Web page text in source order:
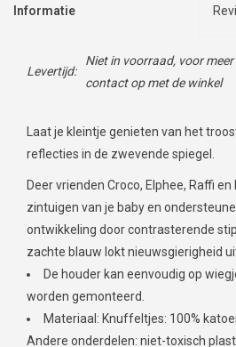
Informatie
Levertijd:
Niet in voorraad, voor
contact op met de winkel
Laat je kleintje genieten van het
reflecties in de zwevende spiegel.
Deer vrienden Croco, Elphee, Raffi
zintuigen van je baby en
ontwikkeling door contrasterende
zachte blauw lokt nieuwsgierigheid
De houder kan eenvoudig op
worden gemonteerd.
Materiaal: Knuffeltjes: 100%
Andere onderdelen: niet-toxisch